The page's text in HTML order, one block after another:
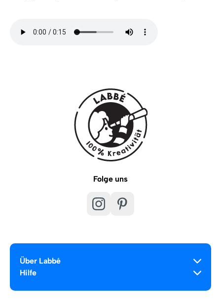
Folge uns
Über Labbé
Hilfe